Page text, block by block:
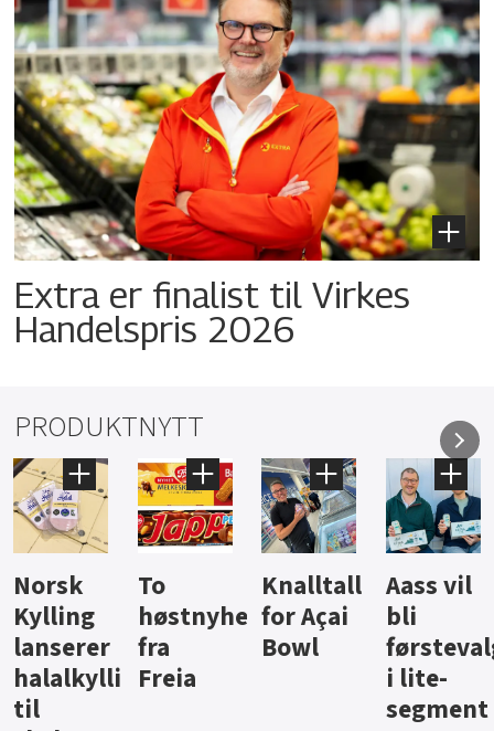
Extra er finalist til Virkes
Handelspris 2026
PRODUKTNYTT
Knalltall
for Açai
Bowl
Aass vil
bli
førstevalg
i lite-
Brus og
jus fra
Berentsen